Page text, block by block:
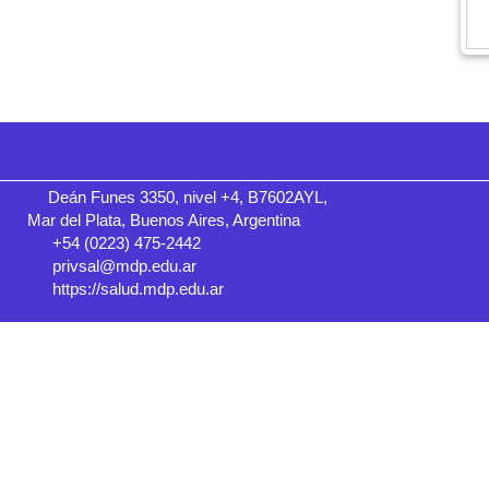
Deán Funes 3350, nivel +4, B7602AYL,
Mar del Plata, Buenos Aires, Argentina
+54 (0223) 475-2442
privsal@mdp.edu.ar
https://salud.mdp.edu.ar